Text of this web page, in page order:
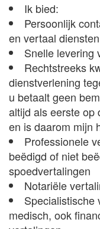
Ik bied:
Persoonlijk
en vertaal
Snelle levering
Rechtstreeks
dienstverlening
u betaalt geen
altijd als eerste op
en is daarom mijn
Professionele
beëdigd of niet
spoedvertalingen
Notariële
Specialistische
medisch, ook